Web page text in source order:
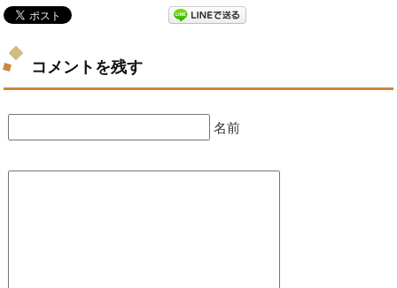
コメントを残す
名前